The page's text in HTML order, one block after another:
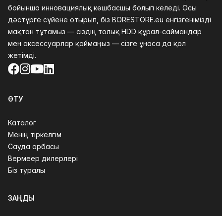
бойынша инновациялық көшбасшы болып келеді. Осы
дәстүрге сүйене отырып, біз BORESTORE.eu енгізгенімізді
мақтан тұтамыз — сіздің толық HDD құрал-саймандар
мен аксессуарлар қоймаңыз — сізге ұнаса да қол
жетімді.
Facebook
Instagram
YouTube
LinkedIn
ӨТУ
Каталог
Менің тіркелгім
Сауда арбасы
Вермеер дилерлері
Біз туралы
ЗАҢДЫ